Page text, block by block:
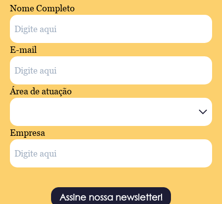
Nome Completo
E-mail
Área de atuação
Empresa
Assine nossa newsletter!